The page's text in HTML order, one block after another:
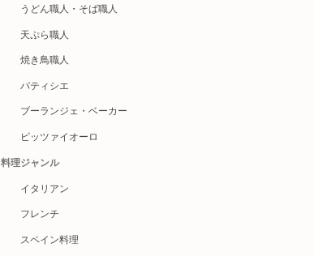
うどん職人・そば職人
天ぷら職人
焼き鳥職人
パティシエ
ブーランジェ・ベーカー
ピッツァイオーロ
料理ジャンル
イタリアン
フレンチ
スペイン料理